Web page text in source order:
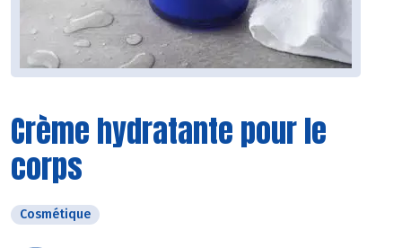
Crème hydratante pour le
corps
Cosmétique